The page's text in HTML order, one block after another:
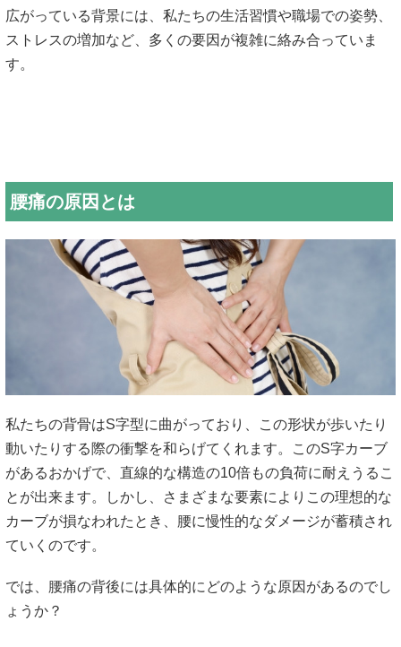
広がっている背景には、私たちの生活習慣や職場での姿勢、
ストレスの増加など、多く の要因が複雑に絡み合っていま
す。
腰痛の原因とは
私たちの背骨はS字型に曲がっており、この形状が歩いたり
動いたりする際の衝撃を和らげてくれます。このS字カーブ
があるおかげで、直線的な構造の10倍もの負荷に耐えうるこ
とが出来ます。しかし、さまざまな要素によ りこの理想的な
カーブが損なわれたとき、腰に慢性的なダメージが蓄積され
ていくのです。
では、腰痛の背後には具体的にどのような原因があるのでし
ょうか ？